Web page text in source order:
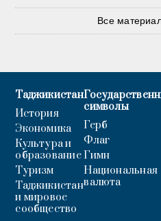
Все
Таджикистан
История
Экономика
Культура и
образование
Туризм
Таджикистан
и мировое
сообщество
символы
Герб
Флаг
Гимн
Национальная
валюта